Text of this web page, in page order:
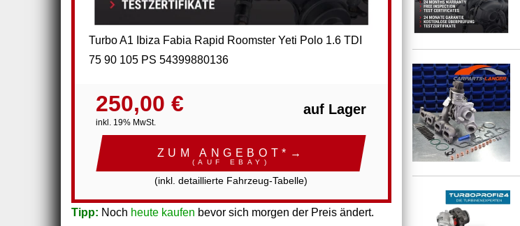
Turbo A1 Ibiza Fabia Rapid Roomster Yeti Polo 1.6 TDI
75 90 105 PS 54399880136
250,00 €
inkl. 19% MwSt.
auf Lager
ZUM ANGEBOT*→
(AUF EBAY)
(inkl. detaillierte Fahrzeug-Tabelle)
Tipp: Noch heute kaufen bevor sich morgen der Preis ändert.